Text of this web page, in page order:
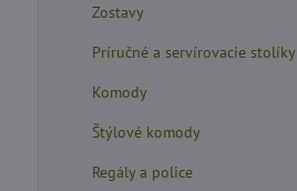
Zostavy
Príručné a servírovacie stolíky
Komody
Štýlové komody
Regály a police